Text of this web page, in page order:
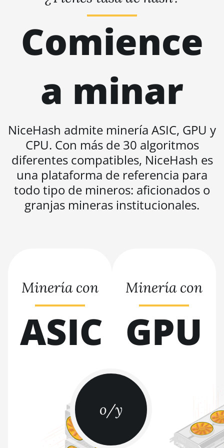
BITMAIN AntMiner S19 XP+
BITMAIN AntMiner S19j
Pro (100Th)
BITMAIN AntMiner S19j
Pro (104Th)
BITMAIN AntMiner S19j
BITMAIN AntMiner S19j
Pro++ (125Th)
BITMAIN AntMiner S21
(200Th)
BITMAIN AntMiner S21
Hyd. (335Th)
BITMAIN AntMiner S21 XP
Hyd (473Th)
BITMAIN AntMiner S21 XP
Immersion (300Th)
BITMAIN AntMiner S21+
BITMAIN AntMiner S21+
Hyd (319Th)
BITMAIN AntMiner S21e XP
Comience
a minar
NiceHash admite minería ASIC, GPU y
CPU. Con más de 30 algoritmos
diferentes compatibles, NiceHash es
una plataforma de referencia para
todo tipo de mineros: aficionados o
granjas mineras institucionales.
o/y
Minería con
ASIC
Minería con
GPU